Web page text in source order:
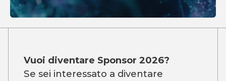
Vuoi diventare Sponsor 2026?
Se sei interessato a diventare